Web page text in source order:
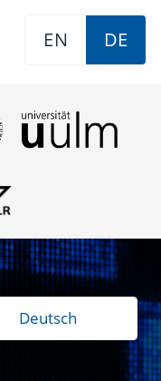
EN DE
Deutsch